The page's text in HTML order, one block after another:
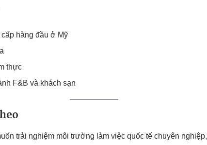
hàng đầu ở Mỹ
thực
F&B và khách sạn
trải nghiệm môi trường làm việc quốc tế chuyên nghiệp,